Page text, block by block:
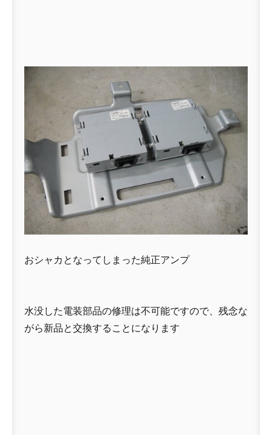
おシャカとなってしまった純正アンプ
水没した電装部品の修理は不可能ですので、残念な
がら新品と交換することになります